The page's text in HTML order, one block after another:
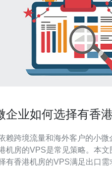
企业如何选择有香
赖跨境流量和海外客户的小微
机房的VPS是常见策略。本文
有香港机房的VPS满足出口需